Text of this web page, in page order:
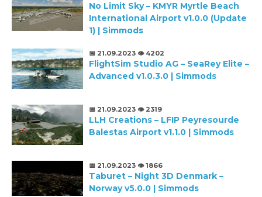
No Limit Sky – KMYR Myrtle Beach
International Airport v1.0.0 (Update
1) | Simmods
📅 21.09.2023 👁️ 4202
FlightSim Studio AG – SeaRey Elite –
Advanced v1.0.3.0 | Simmods
📅 21.09.2023 👁️ 2319
LLH Creations – LFIP Peyresourde
Balestas Airport v1.1.0 | Simmods
📅 21.09.2023 👁️ 1866
Taburet – Night 3D Denmark –
Norway v5.0.0 | Simmods